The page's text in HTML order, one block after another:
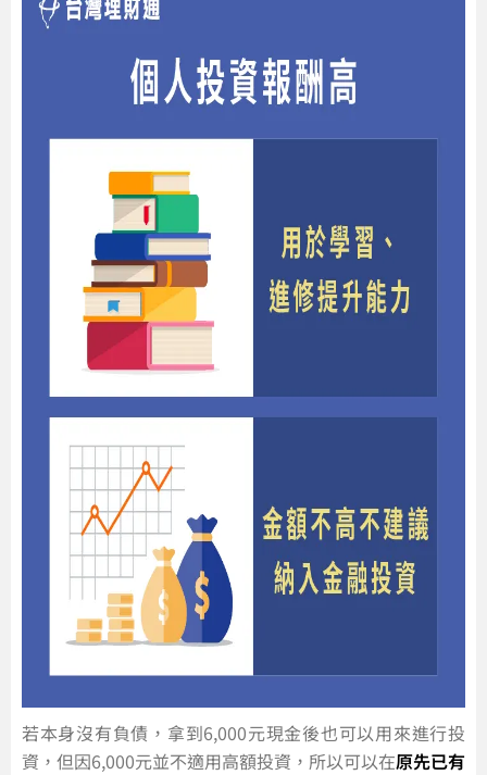
若本身沒有負債，拿到6,000元現金後也可以用來進行投
資，但因6,000元並不適用高額投資，所以可以在原先已有